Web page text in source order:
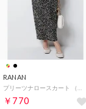
RANAN
￥770